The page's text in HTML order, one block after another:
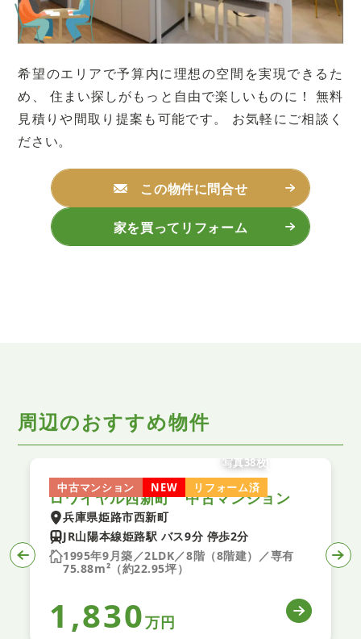
希望のエリアで予算内に理想の空間を実現できるた
め、
住まい探しがもっと自由で楽しいものに！ 無料
見積りや間取り提案も可能です。
お気軽にご相談く
ださい。
この物件に問合せ
家を買ってリフォーム
周辺のおすすめ物件
中古マンション NEW リフォーム済
写真38枚
ロワイヤル西新町 中古マンション
兵庫県姫路市西新町
JR山陽本線姫路駅 バス9分 停歩2分
1995年9月築／2LDK／8階（8階建）／専有
75.88m²（約22.95坪）
1,830万円